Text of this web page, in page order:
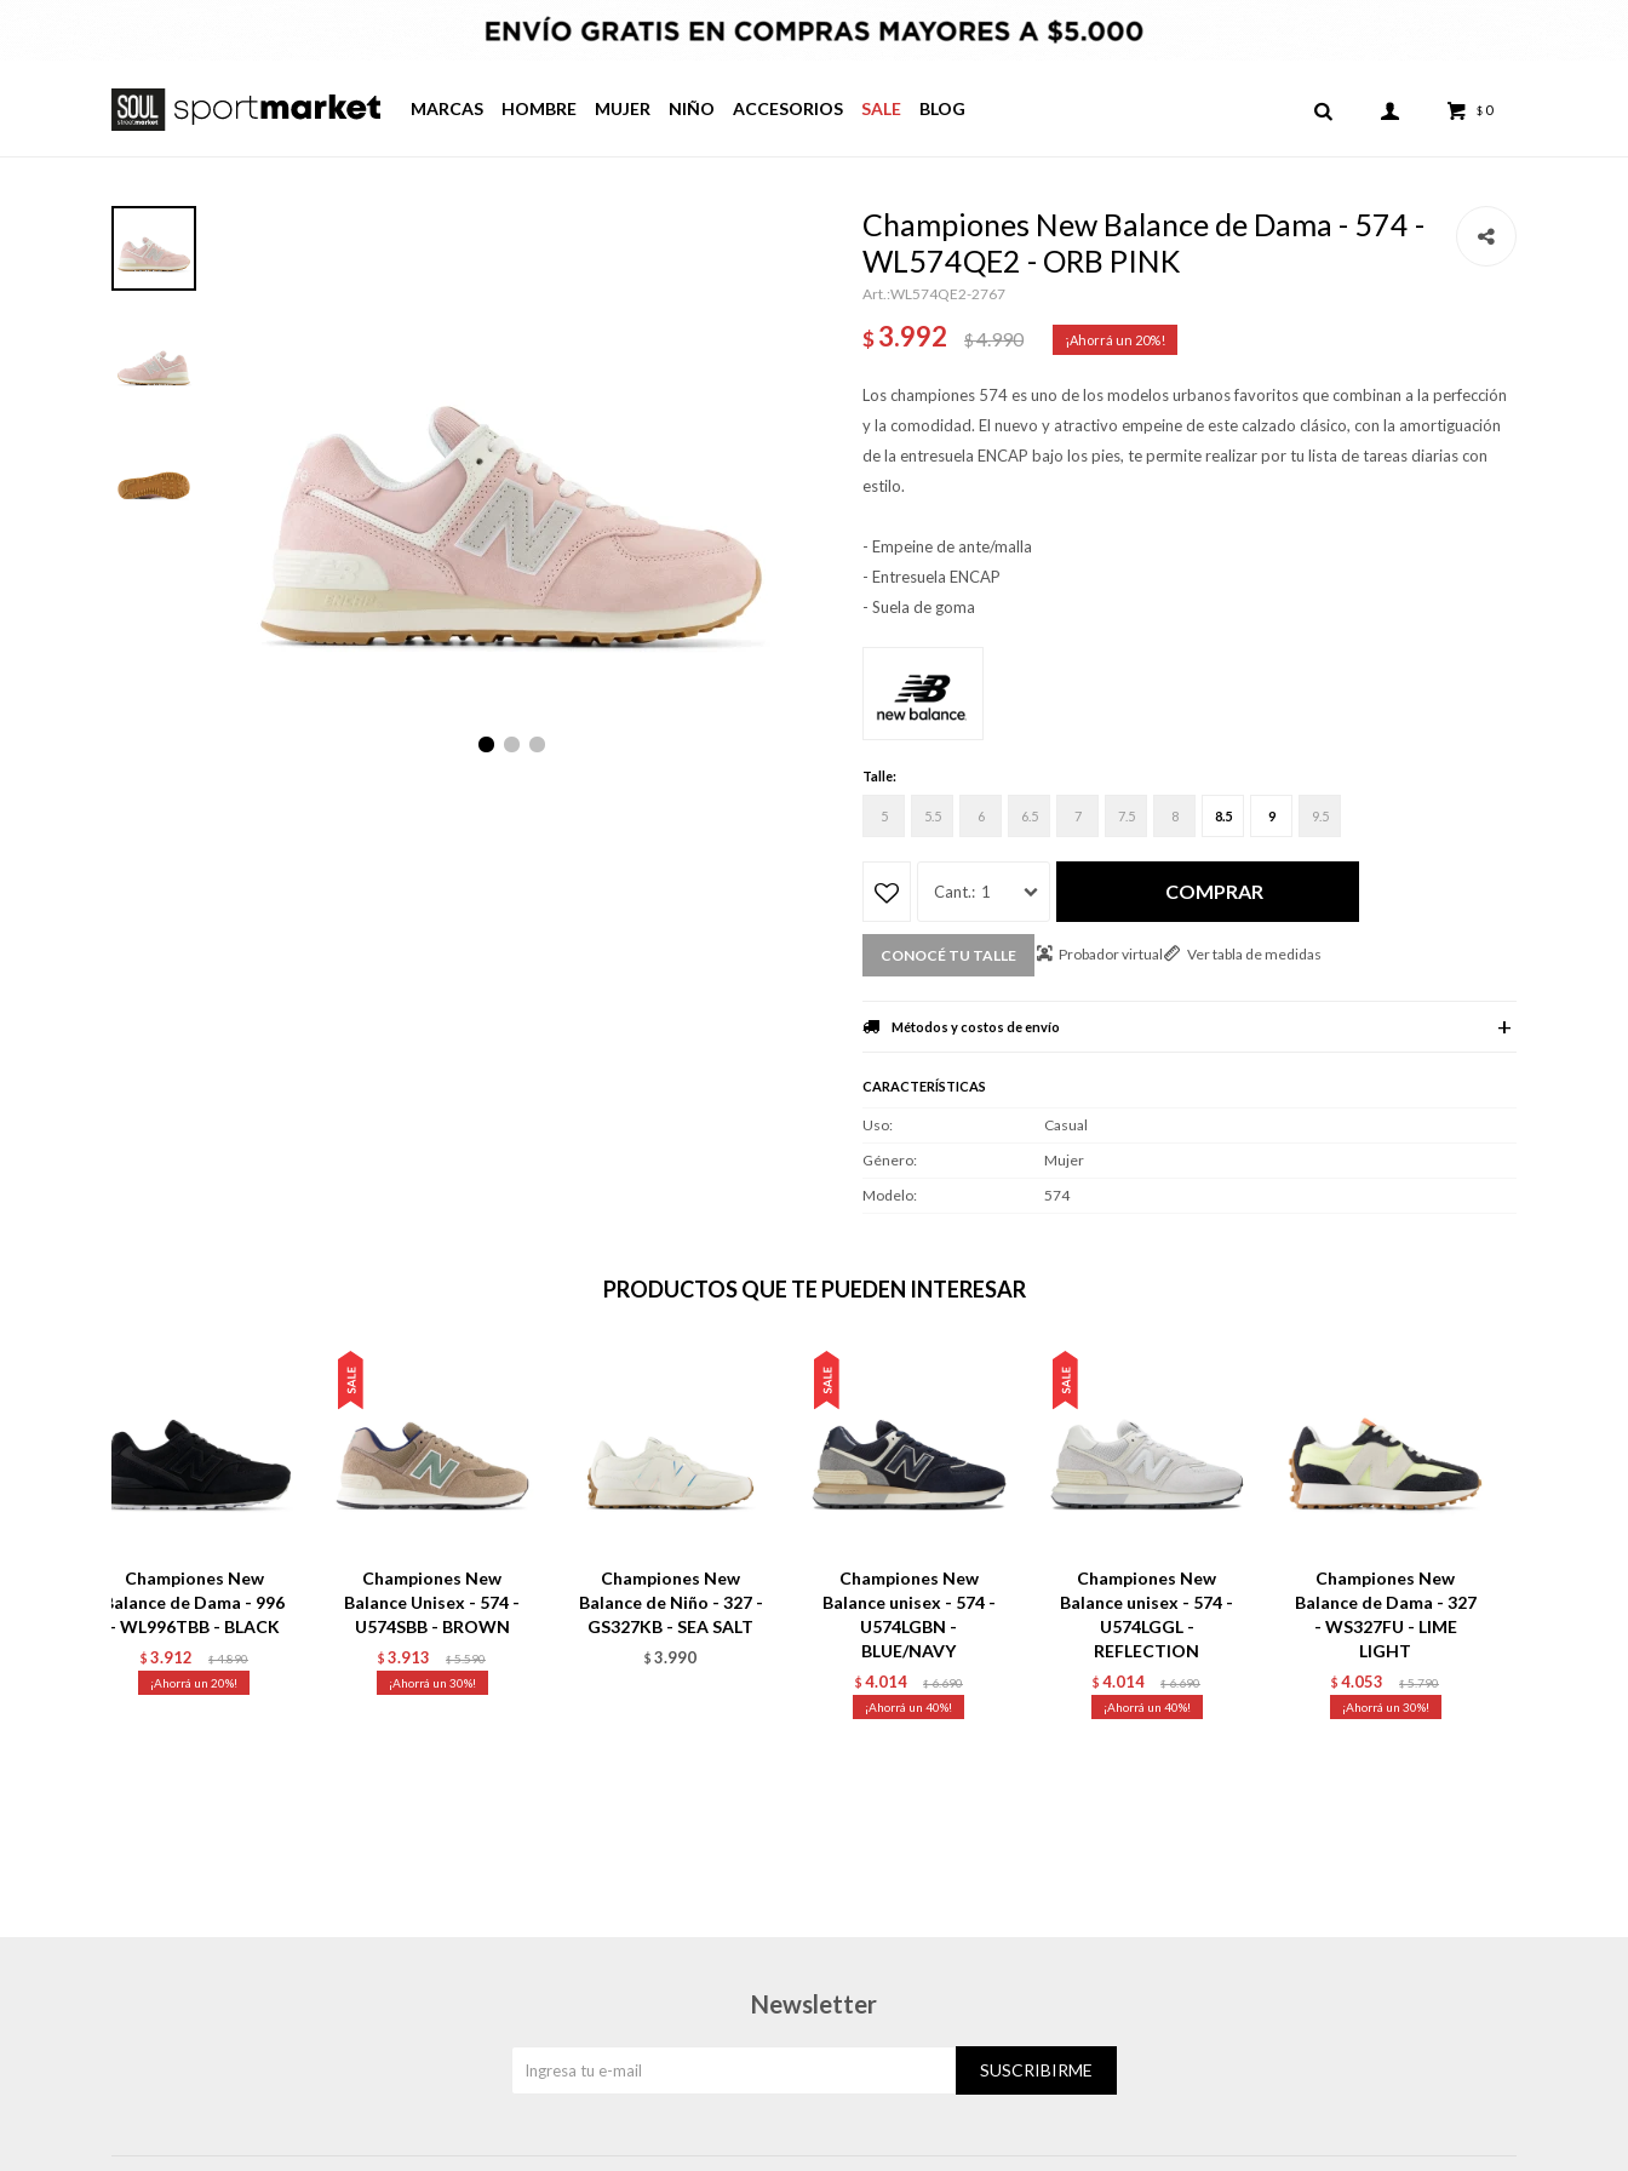
MARCAS HOMBRE MUJER NIÑO ACCESORIOS SALE BLOG $ 0
Championes New Balance de Dama - 574 -
WL574QE2 - ORB PINK
WL574QE2-2767
$3.992 $4.990 20
Los championes 574 es uno de los modelos urbanos favoritos que combinan a la perfección
y la comodidad. El nuevo y atractivo empeine de este calzado clásico, con la amortiguación
de la entresuela ENCAP bajo los pies, te permite realizar por tu lista de tareas diarias con
estilo.
- Empeine de ante/malla
- Entresuela ENCAP
- Suela de goma
Talle:
5 5.5 6 6.5 7 7.5 8 8.5 9 9.5
1 COMPRAR
CONOCÉ TU TALLE Probador virtual Ver tabla de medidas
Métodos y costos de envío
CARACTERÍSTICAS
Uso
Casual
Género
Mujer
Modelo
574
PRODUCTOS QUE TE PUEDEN INTERESAR
Championes New
Balance de Dama - 996
- WL996TBB - BLACK
$ 3.912 $ 4.890
20
Championes New
Balance Unisex - 574 -
U574SBB - BROWN
$ 3.913 $ 5.590
30
Championes New
Balance de Niño - 327 -
GS327KB - SEA SALT
$ 3.990
Championes New
Balance unisex - 574 -
U574LGBN -
BLUE/NAVY
$ 4.014 $ 6.690
40
Championes New
Balance unisex - 574 -
U574LGGL -
REFLECTION
$ 4.014 $ 6.690
40
Championes New
Balance de Dama - 327
- WS327FU - LIME
LIGHT
$ 4.053 $ 5.790
30
Newsletter
SUSCRIBIRME